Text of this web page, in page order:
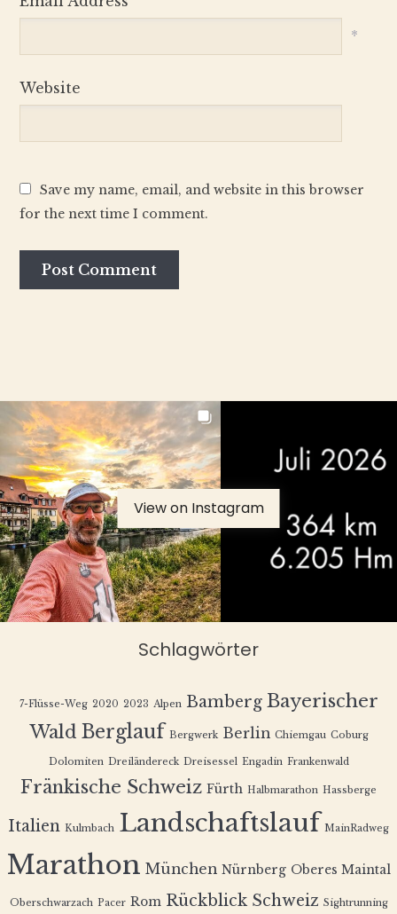
*
Website
Save my name, email, and website in this browser
for the next time I comment.
View on Instagram
Schlagwörter
7-Flüsse-Weg 2020 2023 Alpen Bamberg Bayerischer
Wald Berglauf Bergwerk Berlin Chiemgau Coburg
Dolomiten Dreiländereck Dreisessel Engadin Frankenwald
Fränkische Schweiz Fürth Halbmarathon Hassberge
Italien Kulmbach Landschaftslauf MainRadweg
Marathon München Nürnberg Oberes Maintal
Oberschwarzach Pacer Rom Rückblick Schweiz Sightrunning